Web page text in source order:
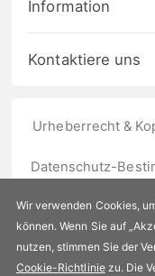
Information
Kontaktiere uns
Urheberrecht &
Datenschutz-
Wir verwenden Cookies,
können. Wenn Sie auf
nutzen, stimmen Sie der
Cookie-Richtliniezu. Die